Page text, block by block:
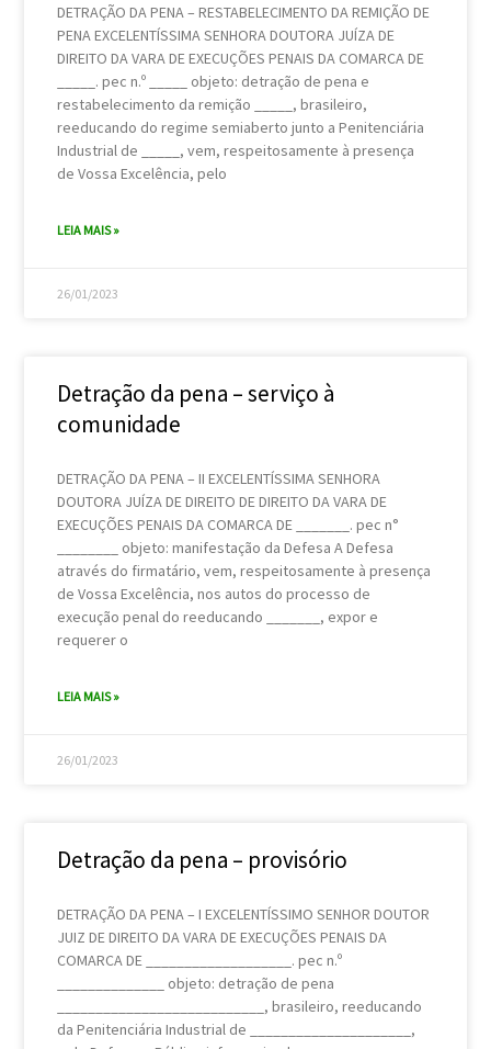
DETRAÇÃO DA PENA – RESTABELECIMENTO DA REMIÇÃO DE
PENA EXCELENTÍSSIMA SENHORA DOUTORA JUÍZA DE
DIREITO DA VARA DE EXECUÇÕES PENAIS DA COMARCA DE
_____. pec n.º _____ objeto: detração de pena e
restabelecimento da remição _____, brasileiro,
reeducando do regime semiaberto junto a Penitenciária
Industrial de _____, vem, respeitosamente à presença
de Vossa Excelência, pelo
LEIA MAIS »
26/01/2023
Detração da pena – serviço à
comunidade
DETRAÇÃO DA PENA – II EXCELENTÍSSIMA SENHORA
DOUTORA JUÍZA DE DIREITO DE DIREITO DA VARA DE
EXECUÇÕES PENAIS DA COMARCA DE _______. pec n°
________ objeto: manifestação da Defesa A Defesa
através do firmatário, vem, respeitosamente à presença
de Vossa Excelência, nos autos do processo de
execução penal do reeducando _______, expor e
requerer o
LEIA MAIS »
26/01/2023
Detração da pena – provisório
DETRAÇÃO DA PENA – I EXCELENTÍSSIMO SENHOR DOUTOR
JUIZ DE DIREITO DA VARA DE EXECUÇÕES PENAIS DA
COMARCA DE ___________________. pec n.º
______________ objeto: detração de pena
___________________________, brasileiro, reeducando
da Penitenciária Industrial de _____________________,